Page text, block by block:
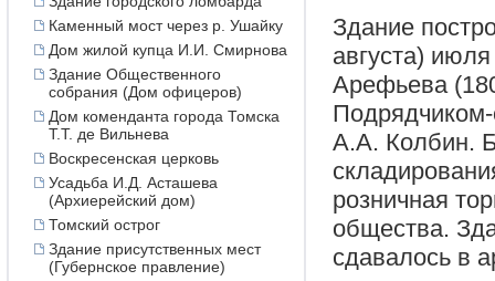
Каменный мост через р. Ушайку
Дом жилой купца И.И. Смирнова
Здание Общественного
собрания (Дом офицеров)
Дом коменданта города Томска
Т.Т. де Вильнева
Воскресенская церковь
Усадьба И.Д. Асташева
(Архиерейский дом)
Томский острог
Здание присутственных мест
(Губернское правление)
Здание
августа)
Арефьева
Подрядчиком-
А.А. Колбин.
розничная
общества.
сдавалось в